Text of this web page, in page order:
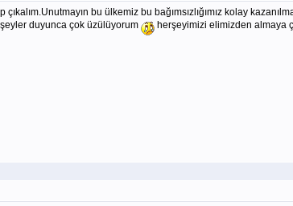
bu ülkemiz bu bağımsızlığımız kolay
duyunca çok üzülüyorum
herşeyimizi elimizden almaya